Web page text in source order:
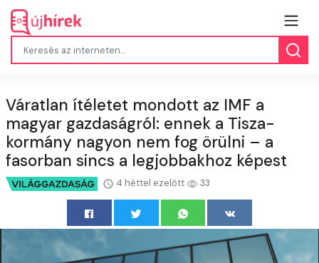
Váratlan ítéletet mondott az IMF a
magyar gazdaságról: ennek a Tisza-
kormány nagyon nem fog örülni – a
fasorban sincs a legjobbakhoz képest
4 héttel ezelőtt 33